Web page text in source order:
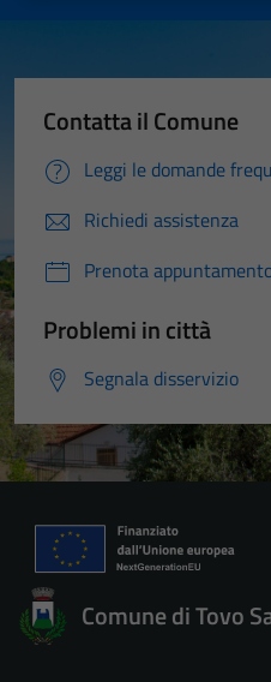
Contatta il Comune
Leggi le domande
Richiedi assistenza
Prenota
Problemi in città
Segnala disservizio
Comune di Tovo